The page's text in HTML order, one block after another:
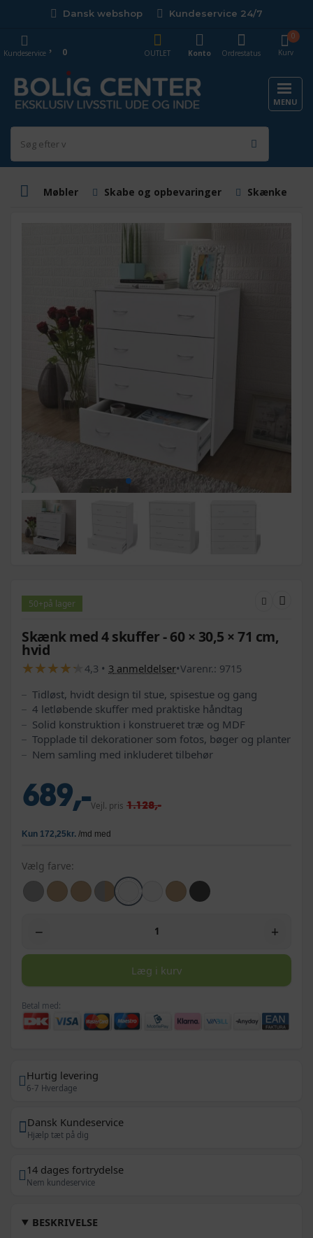
Dansk webshop Kundeservice 24/7
Kurv
0
OUTLET
Konto Ordrestatus
Kundeservice 0
MENU
Møbler Skabe og opbevaringer Skænke
50+på lager
Skænk med 4 skuffer - 60 × 30,5 × 71 cm,
hvid
★
★★
★★
★★
★★★ 4,3 • 3 anmeldelser•Varenr.: 9715
Tidløst, hvidt design til stue, spisestue og gang
4 letløbende skuffer med praktiske håndtag
Solid konstruktion i konstrueret træ og MDF
Topplade til dekorationer som fotos, bøger og planter
Nem samling med inkluderet tilbehør
689,-Vejl. pris 1.128,-
Vælg farve:
− +
Læg i kurv
Betal med:
Hurtig levering
6-7 Hverdage
Dansk Kundeservice
Hjælp tæt på dig
14 dages fortrydelse
Nem kundeservice
BESKRIVELSE